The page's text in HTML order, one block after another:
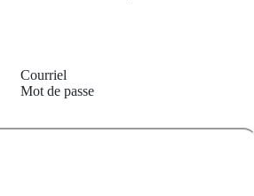
Courriel
Mot de passe